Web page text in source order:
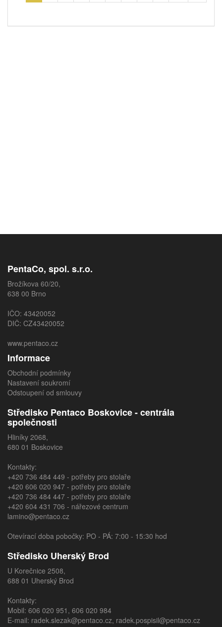
PentaCo, spol. s.r.o.
Brožíkova 60/20,
638 00 Brno
IČO: 43420052
DIČ: CZ43420052
www.pentaco.cz
Informace
Obchodní podmínky
Nastavení soukromí
Odstoupení od smlouvy
Středisko Pentaco Boskovice - centrála
společnosti
Hliníky 2068,
680 01 Boskovice
Kontakty:
+420 736 484 449 - potřeby pro stolaře
+420 606 020 947 - potřeby pro stolaře
+420 736 484 447 - potřeby pro stolaře
+420 604 431 706 - nářezové centrum
lamino@pentaco.cz
Otevírací doba pobočky: PO - PÁ: 7:00 - 15:30 hod
Středisko Uherský Brod
U Korečnice 2508,
688 01 Uherský Brod
Kontakty:
Mobil: 606 020 951 , 606 020 984
E-mail: radek.slezak@pentaco.cz, radek.pospisil@pentaco.cz